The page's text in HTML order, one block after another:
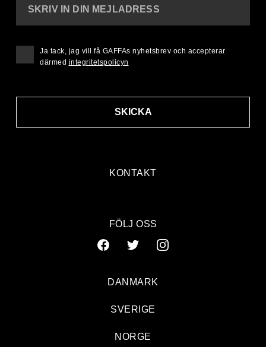
KONTAKT
SKRIV IN DIN MEJLADRESS
SKICKA
Ja tack, jag vill få GAFFAs nyhetsbrev och accepterar
därmed integritetspolicyn
FÖLJ OSS
DANMARK
SVERIGE
NORGE